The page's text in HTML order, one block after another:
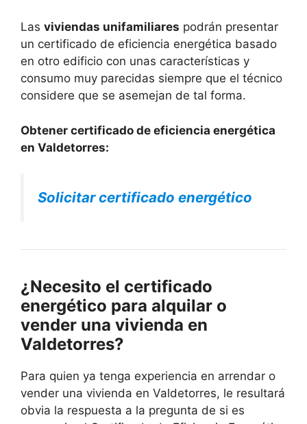
Las viviendas unifamiliares podrán presentar
un certificado de eficiencia energética basado
en otro edificio con unas características y
consumo muy parecidas siempre que el técnico
considere que se asemejan de tal forma.
Obtener certificado de eficiencia energética
en Valdetorres:
Solicitar certificado energético
¿Necesito el certificado
energético para alquilar o
vender una vivienda en
Valdetorres?
Para quien ya tenga experiencia en arrendar o
vender una vivienda en Valdetorres, le resultará
obvia la respuesta a la pregunta de si es